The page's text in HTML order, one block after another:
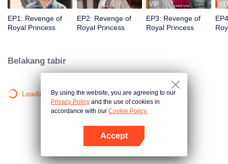
EP1: Revenge of
Royal Princess
EP2: Revenge of
Royal Princess
VIP
EP3: Revenge of
Royal Princess
VIP
Belakang tabir
Loading…By using the website, you are agreeing to our
Privacy Policy and the use of cookies in
accordance with our Cookie Policy.
Accept